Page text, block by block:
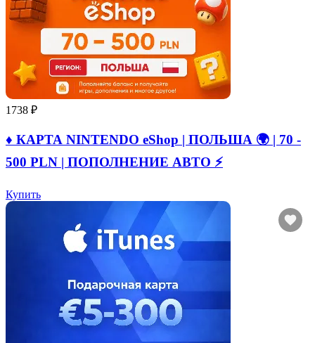
1738 ₽
♦️ КАРТА NINTENDO eShop | ПОЛЬША 🌍 | 70 -
500 PLN | ПОПОЛНЕНИЕ АВТО ⚡
Купить